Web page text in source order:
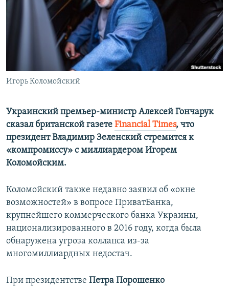
ПОБЕДИТЕЛЕЙ НЕ СУДЯТ?
КРЫМ.НЕПОКОРЕННЫЙ
УКРАИНСКАЯ ПРОБЛЕМА КРЫМА
ПРИСОЕДИНЯЙТЕСЬ!
Все сайты RFE/RL
Игорь Коломойский
Украинский премьер-министр Алексей Гончарук
сказал британской газете Financial Times, что
президент Владимир Зеленский стремится к
«компромиссу» с миллиардером Игорем
Коломойским.
Коломойский также недавно заявил об «окне
возможностей» в вопросе ПриватБанка,
крупнейшего коммерческого банка Украины,
национализированного в 2016 году, когда была
обнаружена угроза коллапса из-за
многомиллиардных недостач.
При президентстве Петра Порошенко